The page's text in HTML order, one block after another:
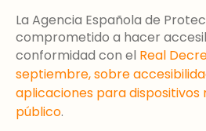
La Agencia Española de
comprometido a hacer
conformidad con el Real
septiembre, sobre
aplicaciones para dispositivos
público.